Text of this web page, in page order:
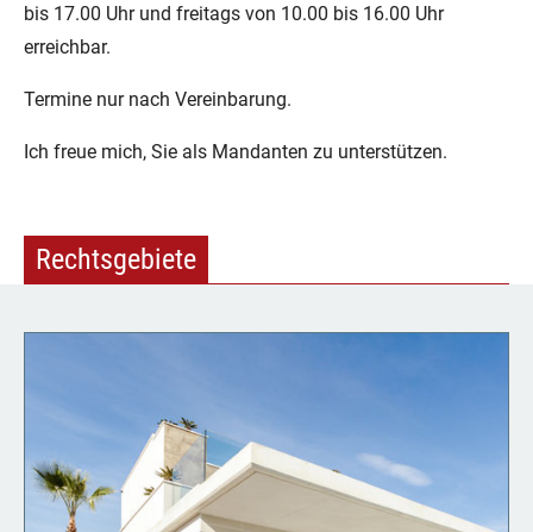
bis 17.00 Uhr und freitags von 10.00 bis 16.00 Uhr
erreichbar.
Termine nur nach Vereinbarung.
Ich freue mich, Sie als Mandanten zu unterstützen.
Rechtsgebiete